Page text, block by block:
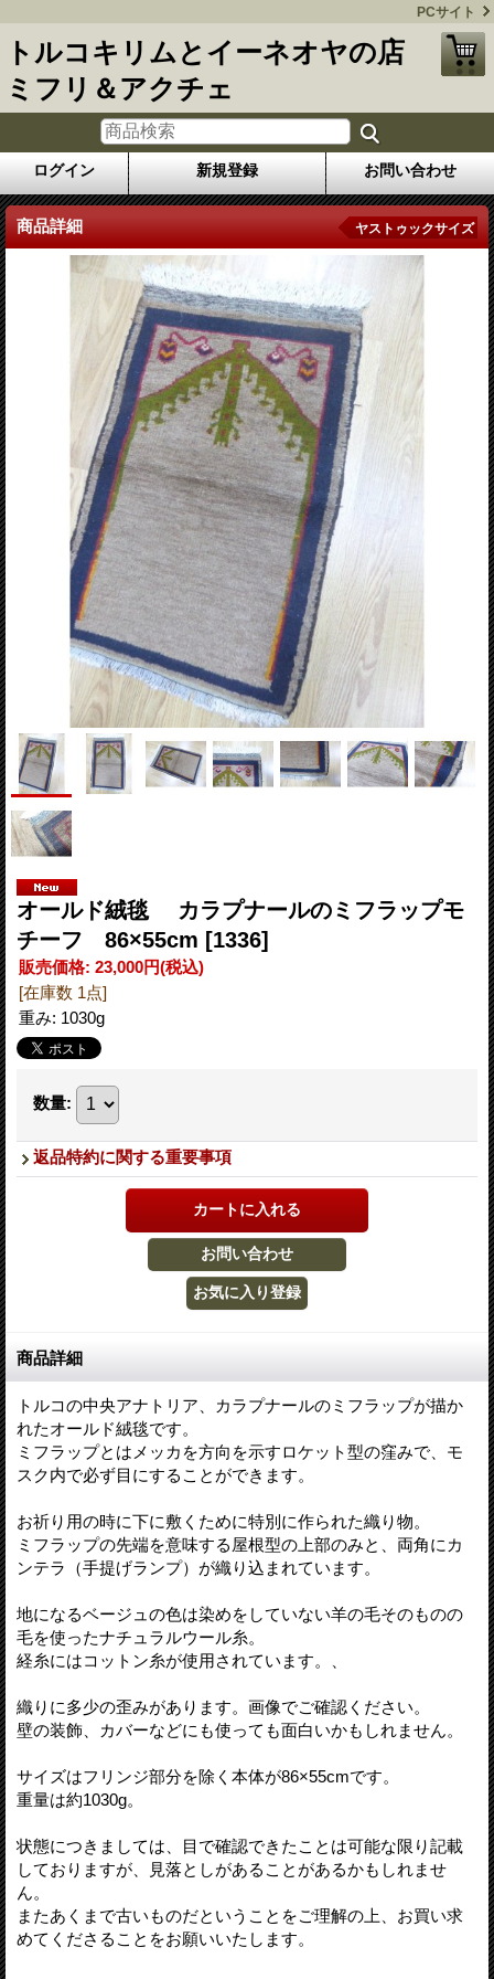
PCサイト
トルコキリムとイーネオヤの店
ミフリ＆アクチェ
ログイン 新規登録 お問い合わせ
商品詳細 ヤストゥックサイズ
オールド絨毯 カラプナールのミフラップモ
チーフ 86×55cm [1336]
販売価格: 23,000円(税込)
[在庫数 1点]
重み: 1030g
数量:
返品特約に関する重要事項
商品詳細
トルコの中央アナトリア、カラプナールのミフラップが描か
れたオールド絨毯です。
ミフラップとはメッカを方向を示すロケット型の窪みで、モ
スク内で必ず目にすることができます。
お祈り用の時に下に敷くために特別に作られた織り物。
ミフラップの先端を意味する屋根型の上部のみと、両角にカ
ンテラ（手提げランプ）が織り込まれています。
地になるベージュの色は染めをしていない羊の毛そのものの
毛を使ったナチュラルウール糸。
経糸にはコットン糸が使用されています。、
織りに多少の歪みがあります。画像でご確認ください。
壁の装飾、カバーなどにも使っても面白いかもしれません。
サイズはフリンジ部分を除く本体が86×55cmです。
重量は約1030g。
状態につきましては、目で確認できたことは可能な限り記載
しておりますが、見落としがあることがあるかもしれませ
ん。
またあくまで古いものだということをご理解の上、お買い求
めてくださることをお願いいたします。